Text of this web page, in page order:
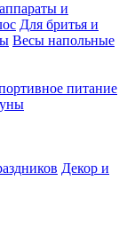
и
Для бритья и
Весы напольные
питание
Декор и